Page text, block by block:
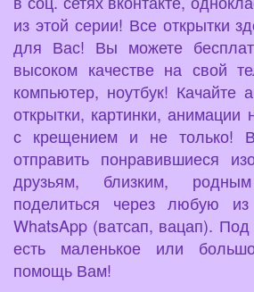
из этой серии! Все открытки
для Вас! Вы можете
высоком качестве на свой
компьютер, ноутбук! Качайте
открытки, картинки, анимации
с крещением и не только!
отправить понравившиеся
друзьям, близким,
поделиться через любую
WhatsApp (ватсап, вацап). Под
есть маленькое или
помощь Вам!